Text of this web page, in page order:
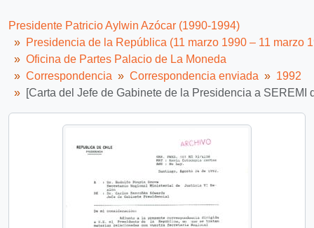
Presidente Patricio Aylwin Azócar (1990-1994)
Presidencia de la República (11 marzo 1990 – 11 marzo
Oficina de Partes Palacio de La Moneda
Correspondencia
Correspondencia enviada
1992
[Carta del Jefe de Gabinete de la Presidencia a SEREMI